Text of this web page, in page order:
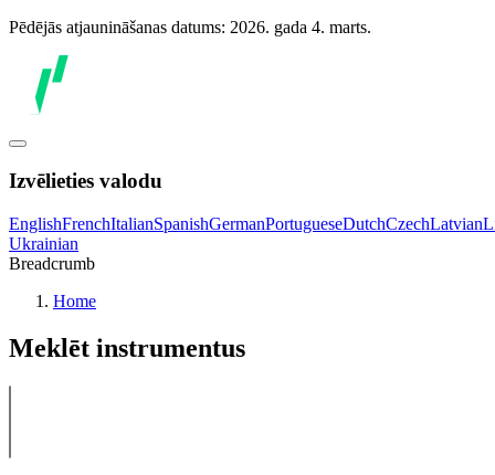
Pēdējās atjaunināšanas datums: 2026. gada 4. marts.
Izvēlieties valodu
EnglishFrenchItalianSpanishGermanPortugueseDutchCzechLatvian
Ukrainian
Breadcrumb
Home
Meklēt instrumentus